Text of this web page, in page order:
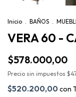
Inicio . BAÑOS .
VERA 60 -
$578.000,00
Precio sin impuestos
$520.200,00 con